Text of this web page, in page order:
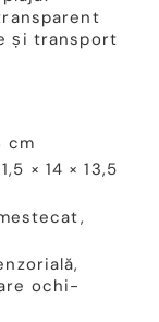
și transport
cm
× 14 × 13,5
ochi-